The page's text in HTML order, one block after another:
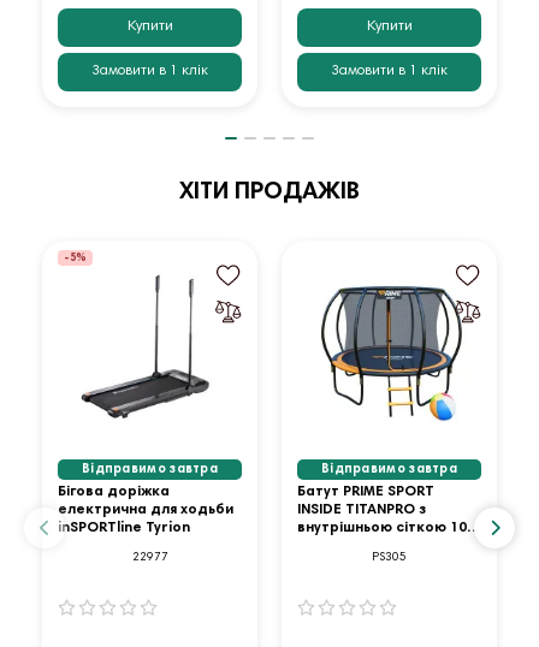
Купити
Замовити в 1 клік
Купити
Замовити в 1 клік
ХІТИ ПРОДАЖІВ
-5%
Відправимо завтра
Бігова доріжка
електрична для ходьби
inSPORTline Tyrion
22977
Відправимо завтра
Батут PRIME SPORT
INSIDE TITANPRO з
внутрішньою сіткою 10
PS305